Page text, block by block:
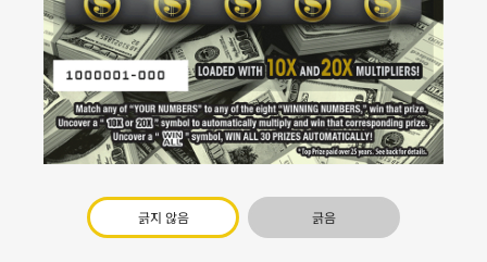
긁지 않음 긁음